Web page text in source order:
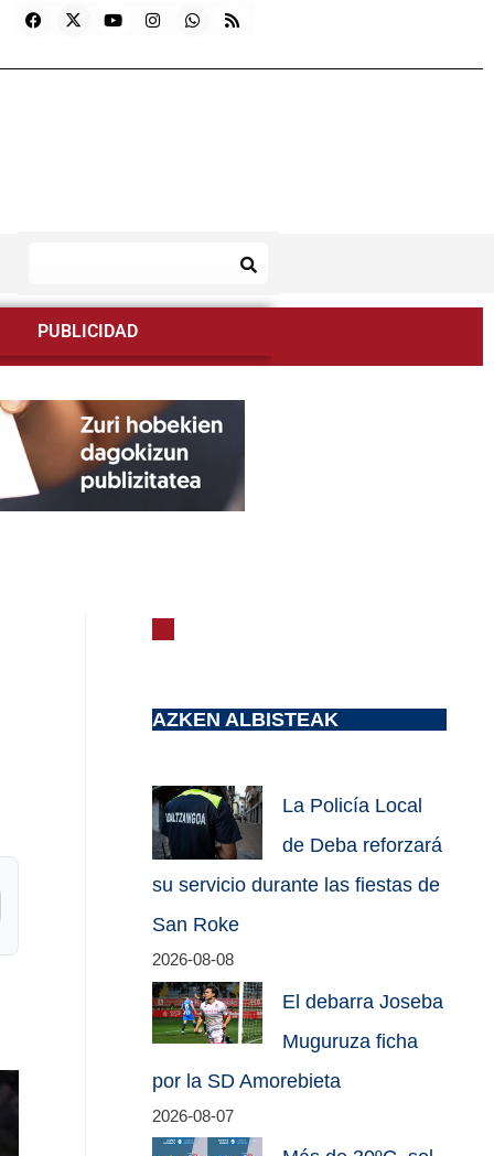
PUBLICIDAD
AZKEN ALBISTEAK
La Policía Local
de Deba reforzará
su servicio durante las fiestas de
San Roke
2026-08-08
El debarra Joseba
Muguruza ficha
por la SD Amorebieta
2026-08-07